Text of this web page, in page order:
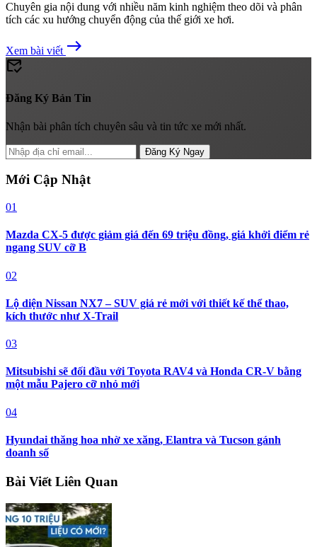
Chuyên gia nội dung với nhiều năm kinh nghiệm theo dõi và phân
tích các xu hướng chuyển động của thế giới xe hơi.
Xem bài viết east
mark_email_read
Đăng Ký Bản Tin
Nhận bài phân tích chuyên sâu và tin tức xe mới nhất.
Đăng Ký Ngay
Mới Cập Nhật
01
Mazda CX-5 được giảm giá đến 69 triệu đồng, giá khởi điểm rẻ
ngang SUV cỡ B
02
Lộ diện Nissan NX7 – SUV giá rẻ mới với thiết kế thể thao,
kích thước như X-Trail
03
Mitsubishi sẽ đối đầu với Toyota RAV4 và Honda CR-V bằng
một mẫu Pajero cỡ nhỏ mới
04
Hyundai thăng hoa nhờ xe xăng, Elantra và Tucson gánh
doanh số
Bài Viết Liên Quan